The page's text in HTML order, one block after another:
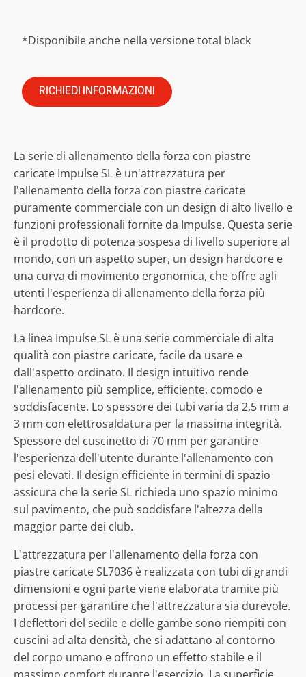
*Disponibile anche nella versione total black
RICHIEDI INFORMAZIONI
La serie di allenamento della forza con piastre
caricate Impulse SL è un'attrezzatura per
l'allenamento della forza con piastre caricate
puramente commerciale con un design di alto livello e
funzioni professionali fornite da Impulse. Questa serie
è il prodotto di potenza sospesa di livello superiore al
mondo, con un aspetto super, un design hardcore e
una curva di movimento ergonomica, che offre agli
utenti l'esperienza di allenamento della forza più
hardcore.
La linea Impulse SL è una serie commerciale di alta
qualità con piastre caricate, facile da usare e
dall'aspetto ordinato. Il design intuitivo rende
l'allenamento più semplice, efficiente, comodo e
soddisfacente. Lo spessore dei tubi varia da 2,5 mm a
3 mm con elettrosaldatura per la massima integrità.
Spessore del cuscinetto di 70 mm per garantire
l'esperienza dell'utente durante l'allenamento con
pesi elevati. Il design efficiente in termini di spazio
assicura che la serie SL richieda uno spazio minimo
sul pavimento, che può soddisfare l'altezza della
maggior parte dei club.
L'attrezzatura per l'allenamento della forza con
piastre caricate SL7036 è realizzata con tubi di grandi
dimensioni e ogni parte viene elaborata tramite più
processi per garantire che l'attrezzatura sia durevole.
I deflettori del sedile e delle gambe sono riempiti con
cuscini ad alta densità, che si adattano al contorno
del corpo umano e offrono un effetto stabile e il